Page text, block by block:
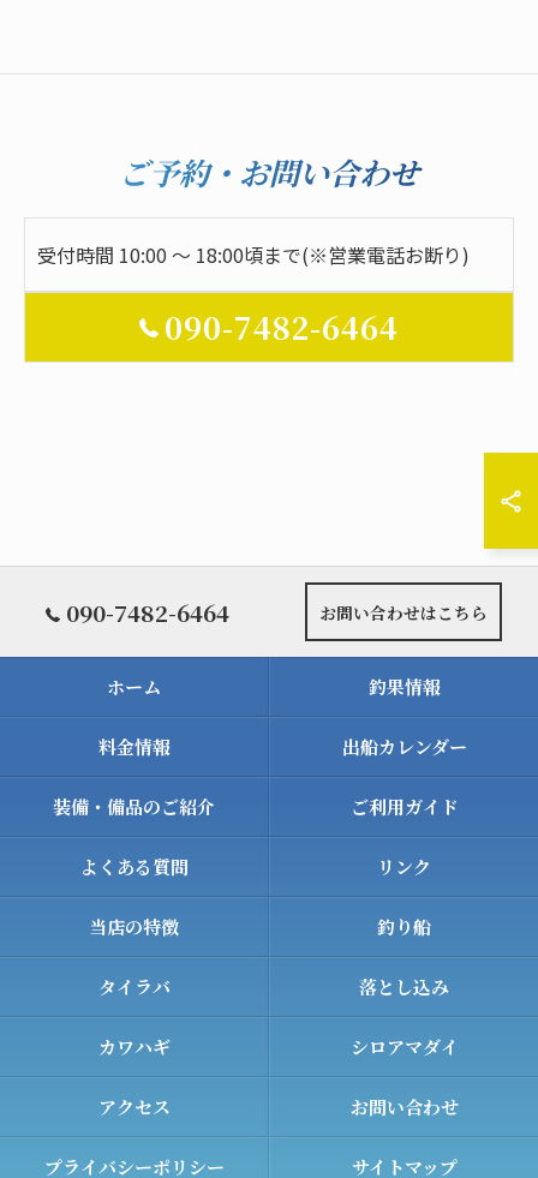
ご予約・お問い合わせ
受付時間 10:00 ～ 18:00頃まで(※営業電話お断り)
090-7482-6464
090-7482-6464 お問い合わせはこちら
ホーム 釣果情報
料金情報 出船カレンダー
装備・備品のご紹介 ご利用ガイド
よくある質問 リンク
当店の特徴 釣り船
タイラバ 落とし込み
カワハギ シロアマダイ
アクセス お問い合わせ
プライバシーポリシー サイトマップ